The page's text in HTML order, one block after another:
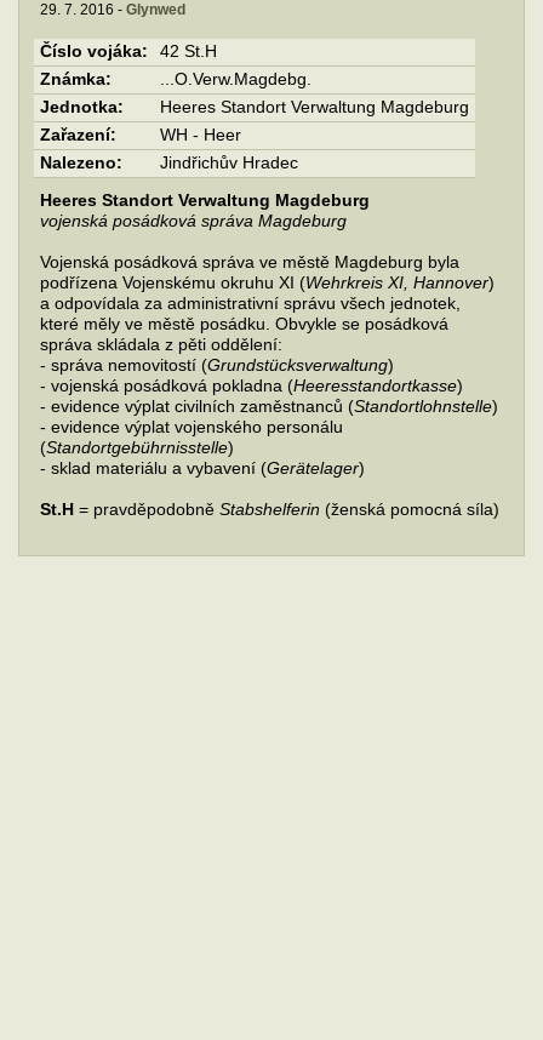
29. 7. 2016 - Glynwed
Číslo vojáka:
42 St.H
Známka:
...O.Verw.Magdebg.
Jednotka:
Heeres Standort Verwaltung Magdeburg
Zařazení:
WH - Heer
Nalezeno:
Jindřichův Hradec
Heeres Standort Verwaltung Magdeburg
vojenská posádková správa Magdeburg
Vojenská posádková správa ve městě Magdeburg byla
podřízena Vojenskému okruhu XI (Wehrkreis XI, Hannover)
a odpovídala za administrativní správu všech jednotek,
které měly ve městě posádku. Obvykle se posádková
správa skládala z pěti oddělení:
- správa nemovitostí (Grundstücksverwaltung)
- vojenská posádková pokladna (Heeresstandortkasse)
- evidence výplat civilních zaměstnanců (Standortlohnstelle)
- evidence výplat vojenského personálu
(Standortgebührnisstelle)
- sklad materiálu a vybavení (Gerätelager)
St.H = pravděpodobně Stabshelferin (ženská pomocná síla)